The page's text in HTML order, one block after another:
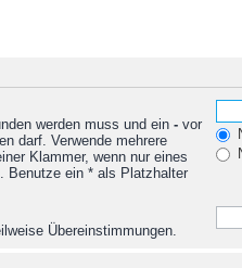
werden muss und ein - vor
darf. Verwende mehrere
Klammer, wenn nur eines
Benutze ein * als Platzhalter
Übereinstimmungen.